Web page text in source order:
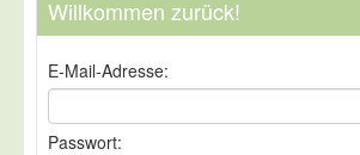
Suchen Erweiterte Suche »
Willkommen zurück!
E-Mail-Adresse:
Passwort: